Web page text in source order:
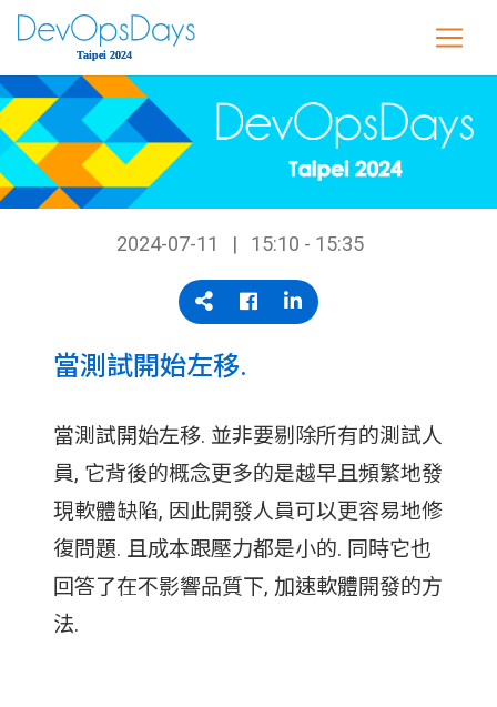
2024-07-11 15:10 - 15:35
當測試開始左移.
當測試開始左移. 並非要剔除所有的測試人
員, 它背後的概念更多的是越早且頻繁地發
現軟體缺陷, 因此開發人員可以更容易地修
復問題. 且成本跟壓力都是小的. 同時它也
回答了在不影響品質下, 加速軟體開發的方
法.